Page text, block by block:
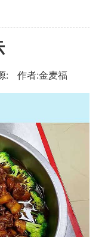
: 作者:金麦福